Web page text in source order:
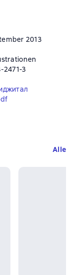
2013
2471-3
Alle